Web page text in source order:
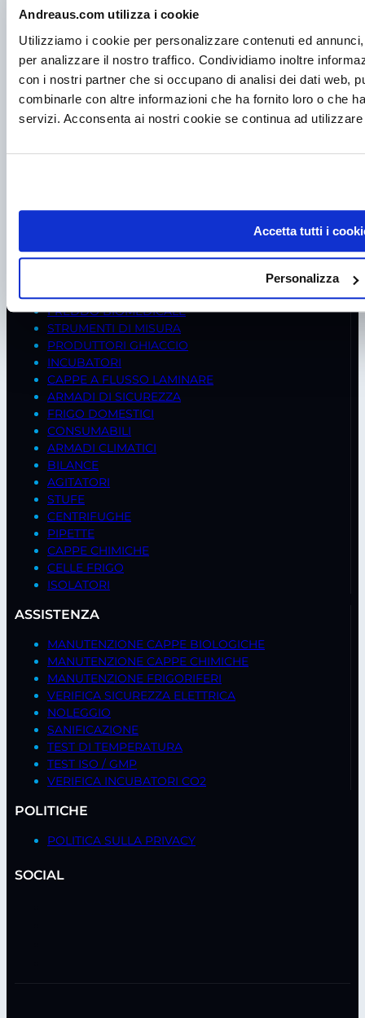
Andreaus.com utilizza i cookie
Utilizziamo i cookie per personalizzare contenuti ed
per analizzare il nostro traffico. Condividiamo inoltre
con i nostri partner che si occupano di analisi dei dati web,
combinarle con altre informazioni che ha fornito loro o che
servizi. Acconsenta ai nostri cookie se continua ad
Accetta tutti i
Personalizza
P.I. IT00998560288
Fax +39 049 8802487
PECfrigomeccanica.andreaus@pec.it
FREDDO BIOMEDICALE
STRUMENTI DI MISURA
PRODUTTORI GHIACCIO
INCUBATORI
CAPPE A FLUSSO LAMINARE
ARMADI DI SICUREZZA
FRIGO DOMESTICI
CONSUMABILI
ARMADI CLIMATICI
BILANCE
AGITATORI
STUFE
CENTRIFUGHE
PIPETTE
CAPPE CHIMICHE
CELLE FRIGO
ISOLATORI
ASSISTENZA
MANUTENZIONE CAPPE BIOLOGICHE
MANUTENZIONE CAPPE CHIMICHE
MANUTENZIONE FRIGORIFERI
VERIFICA SICUREZZA ELETTRICA
NOLEGGIO
SANIFICAZIONE
TEST DI TEMPERATURA
TEST ISO / GMP
VERIFICA INCUBATORI CO2
POLITICHE
POLITICA SULLA PRIVACY
SOCIAL